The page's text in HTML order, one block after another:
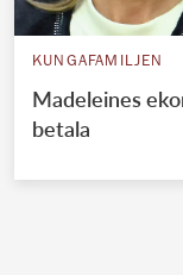
KUNGAFAMILJEN
Madeleines
betala